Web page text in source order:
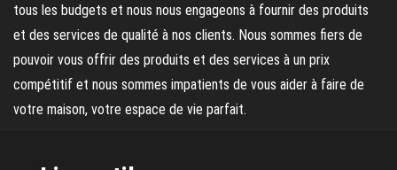
tous les budgets et nous nous engageons à fournir des produits
et des services de qualité à nos clients. Nous sommes fiers de
pouvoir vous offrir des produits et des services à un prix
compétitif et nous sommes impatients de vous aider à faire de
votre maison, votre espace de vie parfait.